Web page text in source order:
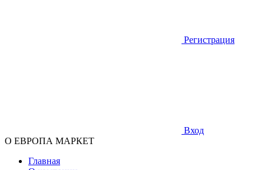
Регистрация
Вход
О ЕВРОПА МАРКЕТ
Главная